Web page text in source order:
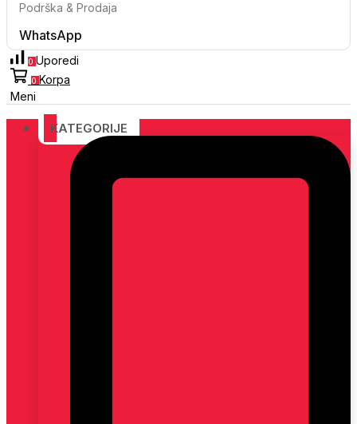
Podrška & Prodaja
WhatsApp
0 Uporedi
0 Korpa
Meni
KATEGORIJE